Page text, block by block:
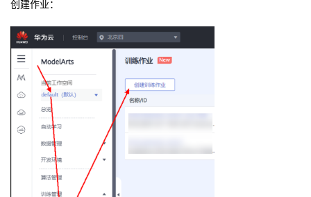
创建作业：